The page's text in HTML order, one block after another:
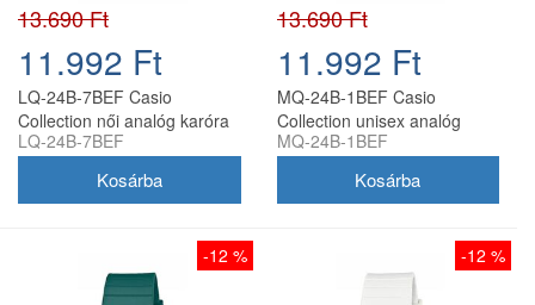
13.690 Ft
11.992 Ft
LQ-24B-7BEF Casio
Collection női analóg karóra
LQ-24B-7BEF
13.690 Ft
11.992 Ft
MQ-24B-1BEF Casio
Collection unisex analóg
karóra
MQ-24B-1BEF
-12 % -12 %